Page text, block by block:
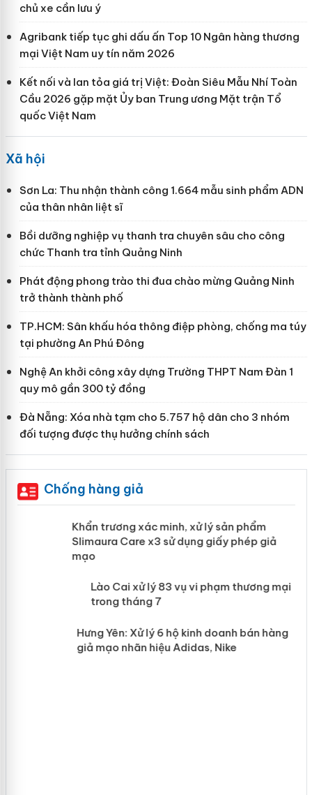
chủ xe cần lưu ý
Agribank tiếp tục ghi dấu ấn Top 10 Ngân hàng thương
mại Việt Nam uy tín năm 2026
Kết nối và lan tỏa giá trị Việt: Đoàn Siêu Mẫu Nhí Toàn
Cầu 2026 gặp mặt Ủy ban Trung ương Mặt trận Tổ
quốc Việt Nam
Xã hội
Sơn La: Thu nhận thành công 1.664 mẫu sinh phẩm ADN
của thân nhân liệt sĩ
Bồi dưỡng nghiệp vụ thanh tra chuyên sâu cho công
chức Thanh tra tỉnh Quảng Ninh
Phát động phong trào thi đua chào mừng Quảng Ninh
trở thành thành phố
TP.HCM: Sân khấu hóa thông điệp phòng, chống ma túy
tại phường An Phú Đông
Nghệ An khởi công xây dựng Trường THPT Nam Đàn 1
quy mô gần 300 tỷ đồng
Đà Nẵng: Xóa nhà tạm cho 5.757 hộ dân cho 3 nhóm
đối tượng được thụ hưởng chính sách
Chống hàng giả
Khẩn trương xác minh, xử lý sản phẩm
Slimaura Care x3 sử dụng giấy phép giả
mạo
Lào Cai xử lý 83 vụ vi phạm thương
mại trong tháng 7